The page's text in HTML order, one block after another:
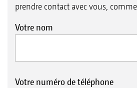
prendre contact avec vous,
Votre nom
Votre numéro de téléphone